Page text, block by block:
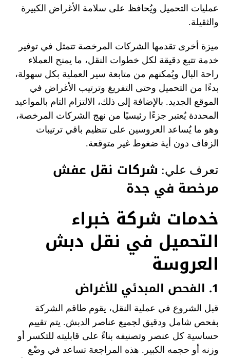
عمليات التحميل ويُحافظ على سلامة الأغراض الكبيرة
والثقيلة.
ميزة أخرى تقدمها الشركات المرخصة تتمثل في توفير
خدمة تتبع دقيقة لكل خطوات النقل، ما يمنح العملاء
راحة البال ويُمكنهم من متابعة سير العملية بكل سهولة،
بدءًا من التحميل وحتى التفريغ وترتيب الأغراض في
الموقع الجديد. بالإضافة إلى ذلك، الالتزام التام بالمواعيد
المحددة يُعتبر جزءًا رئيسيًا من نهج الشركات المرخصة،
وهو ما يُساعد العروسين على تنظيم باقي ترتيبات
الزفاف دون أية ضغوط غير متوقعة.
تعرف علي: شركات نقل عفش
مرخصة في جدة
خدمات شركة خبراء
التحميل في نقل دبش
العروسة
1. الفحص المبدئي للأغراض
قبل الشروع في عملية النقل، يقوم طاقم الشركة
بفحص شامل ودقيق لجميع عناصر الدبش. يتم تقييم
حساسية كل عنصر وتصنيفه بناءً على قابليته للتكسر أو
وزنه أو حجمه الكبير. هذه المراجعة تساعد في وضْع